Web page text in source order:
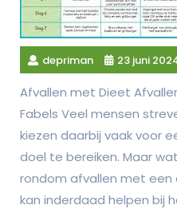
depriman 23 juni
Afvallen met Dieet
Fabels Veel mensen
kiezen daarbij vaak voor
doel te bereiken. Maar
rondom afvallen met een
kan inderdaad helpen bij